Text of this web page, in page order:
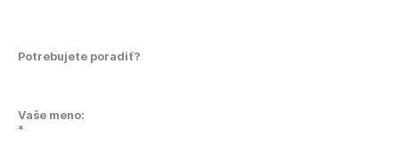
Potrebujete poradiť?
Vaše meno:
*